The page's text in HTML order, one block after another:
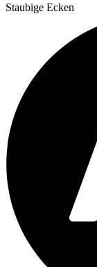
Staubige Ecken